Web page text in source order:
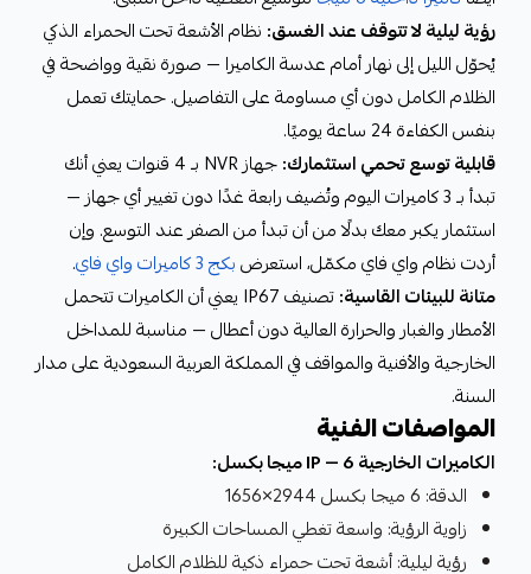
رؤية ليلية لا تتوقف عند الغسق: نظام الأشعة تحت الحمراء الذكي
يُحوّل الليل إلى نهار أمام عدسة الكاميرا — صورة نقية وواضحة في
الظلام الكامل دون أي مساومة على التفاصيل. حمايتك تعمل
بنفس الكفاءة 24 ساعة يوميًا.
قابلية توسع تحمي استثمارك:
جهاز NVR بـ 4 قنوات يعني أنك
تبدأ بـ 3 كاميرات اليوم وتُضيف رابعة غدًا دون تغيير أي جهاز —
استثمار يكبر معك بدلًا من أن تبدأ من الصفر عند التوسع. وإن
أردت نظام واي فاي مكمّل، استعرضبكج 3 كاميرات واي فاي
.
متانة للبيئات القاسية:
تصنيف IP67 يعني أن الكاميرات تتحمل
الأمطار والغبار والحرارة العالية دون أعطال — مناسبة للمداخل
الخارجية والأفنية والمواقف في المملكة العربية السعودية على مدار
السنة.
المواصفات الفنية
الكاميرات الخارجية IP — 6 ميجا بكسل:
الدقة: 6 ميجا بكسل 2944×1656
زاوية الرؤية: واسعة تغطي المساحات الكبيرة
رؤية ليلية: أشعة تحت حمراء ذكية للظلام الكامل